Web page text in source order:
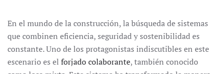
En el mundo de la construcción, la búsqueda de sistemas
que combinen eficiencia, seguridad y sostenibilidad es
constante. Uno de los protagonistas indiscutibles en este
escenario es el forjado colaborante, también conocido